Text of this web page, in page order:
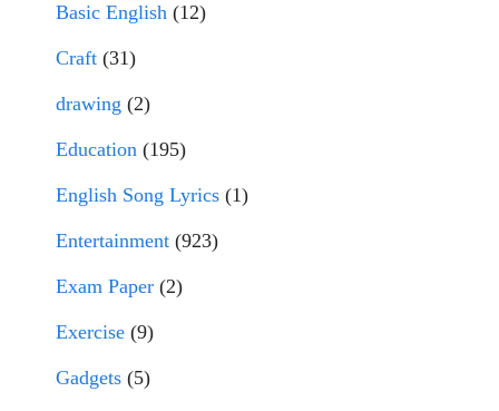
Basic English (12)
Craft (31)
drawing (2)
Education (195)
English Song Lyrics (1)
Entertainment (923)
Exam Paper (2)
Exercise (9)
Gadgets (5)